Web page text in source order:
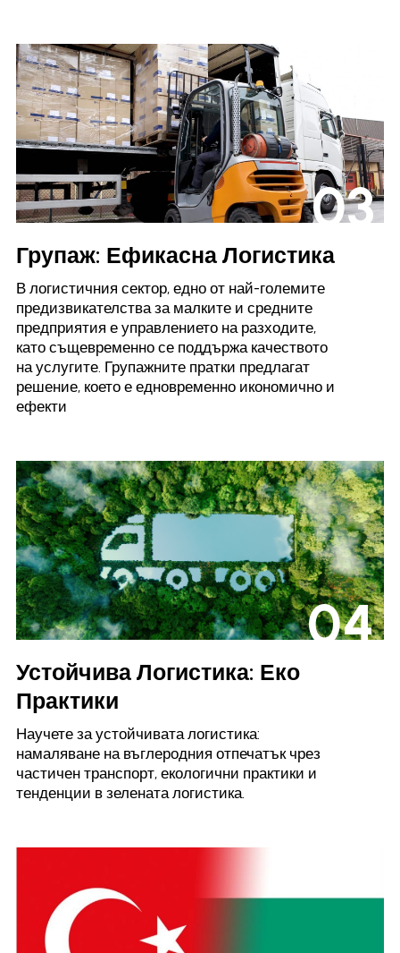
03
Групаж: Ефикасна Логистика
В логистичния сектор, едно от най-големите
предизвикателства за малките и средните
предприятия е управлението на разходите,
като същевременно се поддържа качеството
на услугите. Групажните пратки предлагат
решение, което е едновременно икономично и
ефекти
04
Устойчива Логистика: Еко
Практики
Научете за устойчивата логистика:
намаляване на въглеродния отпечатък чрез
частичен транспорт, екологични практики и
тенденции в зелената логистика.